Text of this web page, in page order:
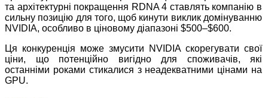
та архітектурні покращення RDNA 4 ставлять компанію в
сильну позицію для того, щоб кинути виклик домінуванню
NVIDIA, особливо в ціновому діапазоні $500–$600.
Ця конкуренція може змусити NVIDIA скорегувати свої
ціни, що потенційно вигідно для споживачів, які
останніми роками стикалися з неадекватними цінами на
GPU.